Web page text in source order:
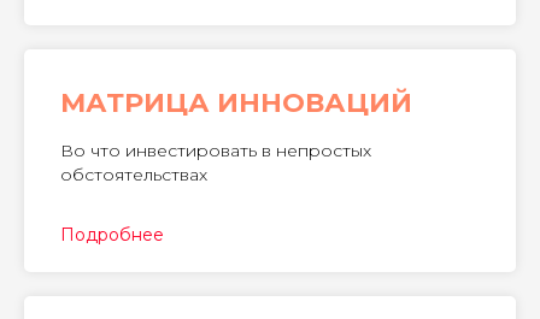
МАТРИЦА ИННОВАЦИЙ
Во что инвестировать в непростых
обстоятельствах
Подробнее